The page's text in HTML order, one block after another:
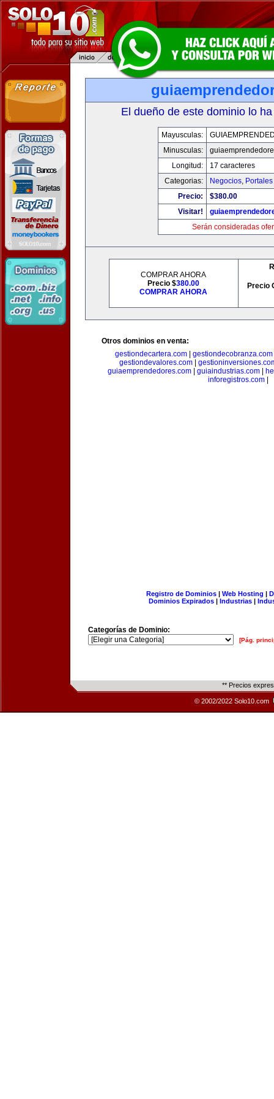
El dueño de este dominio lo
Mayusculas:
Minusculas:
Longitud:
17 caracteres
Categorias:
Negocios, Portales
Precio:
$380.00
Visitar!
Serán consideradas
COMPRAR AHORA
Precio $380.00
COMPRAR AHORA
Precio
Otros dominios en venta:
gestiondecartera.com| gestiondecobranza.com
gestiondevalores.com|
guiaemprendedores.com
guiaindustrias.com
inforegistros.com|
Registro de Dominios| Web Hosting |
Dominios Expirados | Industrias |
Categorías de Dominio:
[Pág.
** Precios
© 2002/2022 Solo10.com